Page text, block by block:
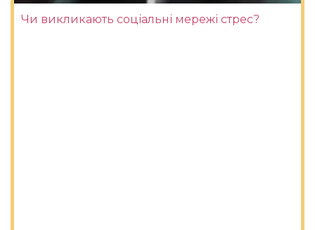
Чи викликають соціальні мережі стрес?